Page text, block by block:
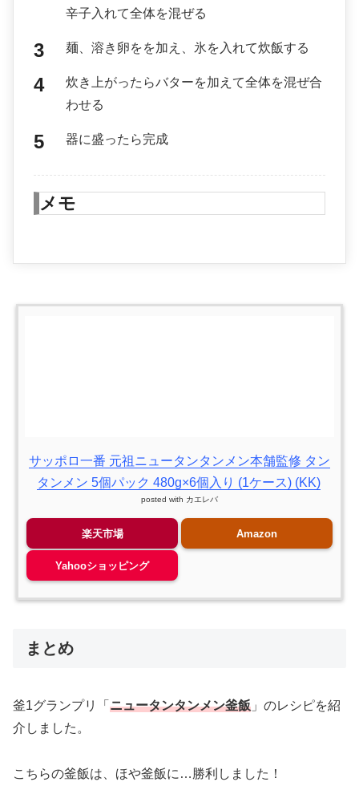
辛子入れて全体を混ぜる
麺、溶き卵をを加え、氷を入れて炊飯する
炊き上がったらバターを加えて全体を混ぜ合
わせる
器に盛ったら完成
メモ
サッポロ一番 元祖ニュータンタンメン本舗監修 タン
タンメン 5個パック 480g×6個入り (1ケース) (KK)
posted with カエレバ
楽天市場 Amazon
Yahooショッピング
まとめ
釜1グランプリ「 ニュータンタンメン釜飯 」のレシピを紹
介しました。
こちらの釜飯は、ほや釜飯に…勝利しました！